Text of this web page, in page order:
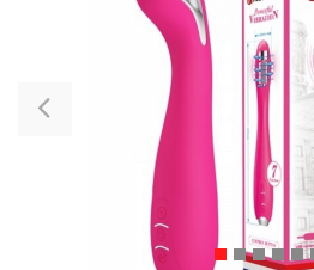
Previous